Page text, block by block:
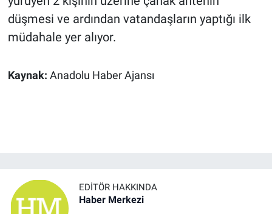
düşmesi ve ardından vatandaşların yaptığı ilk
müdahale yer alıyor.
Kaynak: Anadolu Haber Ajansı
EDITÖR HAKKINDA
Haber Merkezi